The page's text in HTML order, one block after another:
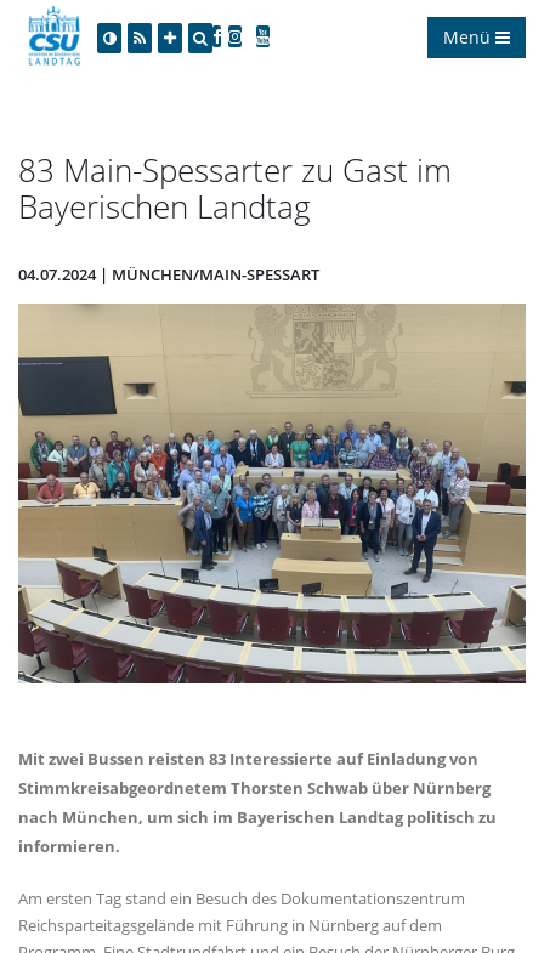
Menü
83 Main-Spessarter zu Gast im
Bayerischen Landtag
04.07.2024 | MÜNCHEN/MAIN-SPESSART
Mit zwei Bussen reisten 83 Interessierte auf Einladung von
Stimmkreisabgeordnetem Thorsten Schwab über Nürnberg
nach München, um sich im Bayerischen Landtag politisch zu
informieren.
Am ersten Tag stand ein Besuch des Dokumentationszentrum
Reichsparteitagsgelände mit Führung in Nürnberg auf dem